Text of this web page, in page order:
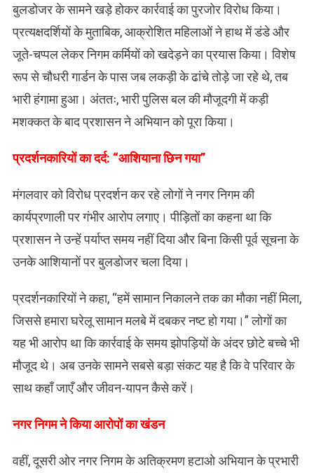
बुलडोजर के सामने खड़े होकर कार्रवाई का पुरजोर विरोध किया।
प्रत्यक्षदर्शियों के मुताबिक, आक्रोशित महिलाओं ने हाथ में डंडे और
जूते-चप्पल लेकर निगम कर्मियों को खदेड़ने का प्रयास किया। विशेष
रूप से चौधरी गार्डन के पास जब लकड़ी के ढांचे तोड़े जा रहे थे, तब
भारी हंगामा हुआ। अंततः, भारी पुलिस बल की मौजूदगी में कड़ी
मशक्कत के बाद प्रशासन ने अभियान को पूरा किया।
प्रदर्शनकारियों का दर्द: “आशियाना छिन गया”
मंगलवार को विरोध प्रदर्शन कर रहे लोगों ने नगर निगम की
कार्यप्रणाली पर गंभीर आरोप लगाए। पीड़ितों का कहना था कि
प्रशासन ने उन्हें पर्याप्त समय नहीं दिया और बिना किसी पूर्व सूचना के
उनके आशियानों पर बुलडोजर चला दिया।
प्रदर्शनकारियों ने कहा, “हमें सामान निकालने तक का मौका नहीं मिला,
जिससे हमारा घरेलू सामान मलबे में दबकर नष्ट हो गया।” लोगों का
यह भी आरोप था कि कार्रवाई के समय झोपड़ियों के अंदर छोटे बच्चे भी
मौजूद थे। अब उनके सामने सबसे बड़ा संकट यह है कि वे परिवार के
साथ कहाँ जाएँ और जीवन-यापन कैसे करें।
​नगर निगम ने किया आरोपों का खंडन
वहीं, दूसरी ओर नगर निगम के अतिक्रमण हटाओ अभियान के प्रभारी